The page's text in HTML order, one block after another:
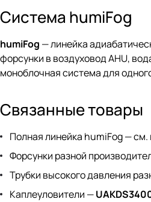
Система humiFog
humiFog — линейка
форсунки в воздуховод AHU,
моноблочная система для
Связанные товары
Полная линейка humiFog —см.
Форсунки разной
Трубки высокого давления
Каплеуловители —